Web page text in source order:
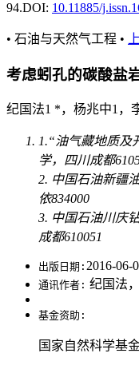
94.DOI: 10.11885/
• 石油与天然气工程 •
考虑蚓孔的碳酸盐
纪国法1 *，杨兆中1，
1.“油气藏地质及
学，四川成都
2. 中国石油新疆
依834000
3. 中国石油川庆
成都610051
出版日期: 2016-06-
通讯作者: 纪国法
基金资助:
国家自然科学基